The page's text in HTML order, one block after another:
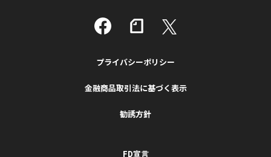
プライバシーポリシー
金融商品取引法に基づく表示
勧誘方針
FD宣言